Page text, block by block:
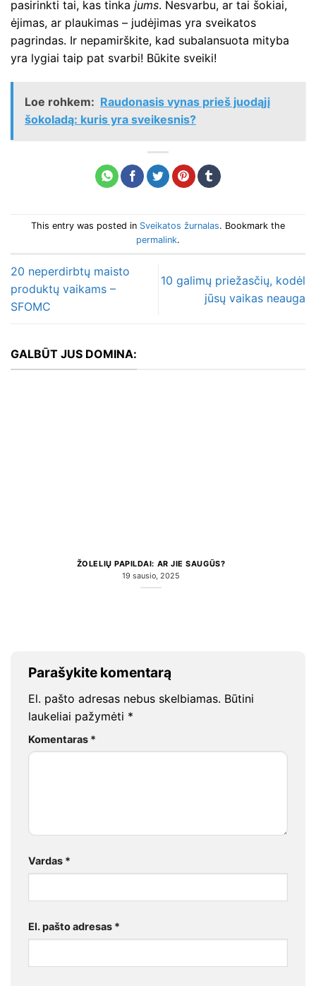
pasirinkti tai, kas tinka jums. Nesvarbu, ar tai šokiai,
ėjimas, ar plaukimas – judėjimas yra sveikatos
pagrindas. Ir nepamirškite, kad subalansuota mityba
yra lygiai taip pat svarbi! Būkite sveiki!
Loe rohkem: Raudonasis vynas prieš juodąjį
šokoladą: kuris yra sveikesnis?
This entry was posted in Sveikatos žurnalas. Bookmark the
permalink.
20 neperdirbtų maisto
produktų vaikams –
SFOMC
10 galimų priežasčių, kodėl
jūsų vaikas neauga
GALBŪT JUS DOMINA:
ŽOLELIŲ PAPILDAI: AR JIE SAUGŪS?
19 sausio, 2025
Parašykite komentarą
El. pašto adresas nebus skelbiamas. Būtini
laukeliai pažymėti *
Komentaras *
Vardas *
El. pašto adresas *